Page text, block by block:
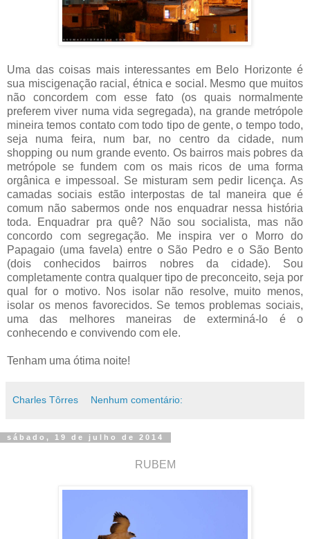
Uma das coisas mais interessantes em Belo Horizonte é
sua miscigenação racial, étnica e social. Mesmo que muitos
não concordem com esse fato (os quais normalmente
preferem viver numa vida segregada), na grande metrópole
mineira temos contato com todo tipo de gente, o tempo todo,
seja numa feira, num bar, no centro da cidade, num
shopping ou num grande evento. Os bairros mais pobres da
metrópole se fundem com os mais ricos de uma forma
orgânica e impessoal. Se misturam sem pedir licença. As
camadas sociais estão interpostas de tal maneira que é
comum não sabermos onde nos enquadrar nessa história
toda. Enquadrar pra quê? Não sou socialista, mas não
concordo com segregação. Me inspira ver o Morro do
Papagaio (uma favela) entre o São Pedro e o São Bento
(dois conhecidos bairros nobres da cidade). Sou
completamente contra qualquer tipo de preconceito, seja por
qual for o motivo. Nos isolar não resolve, muito menos,
isolar os menos favorecidos. Se temos problemas sociais,
uma das melhores maneiras de exterminá-lo é o
conhecendo e convivendo com ele.
Tenham uma ótima noite!
Charles Tôrres Nenhum comentário:
sábado, 19 de julho de 2014
RUBEM